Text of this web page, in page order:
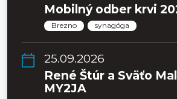
Mobilný odber krvi
Brezno synagóga
25.09.2026
René Štúr a Sväťo
MY2JA